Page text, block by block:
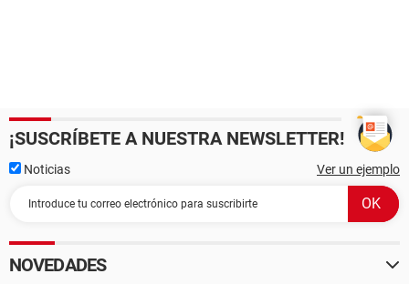
¡SUSCRÍBETE A NUESTRA NEWSLETTER!
Noticias Ver un ejemplo
NOVEDADES